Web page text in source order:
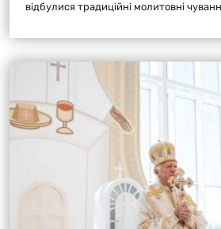
відбулися традиційні молитовні